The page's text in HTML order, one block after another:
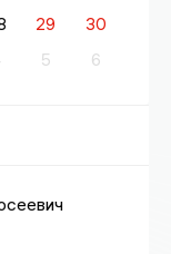
29
30
5 6